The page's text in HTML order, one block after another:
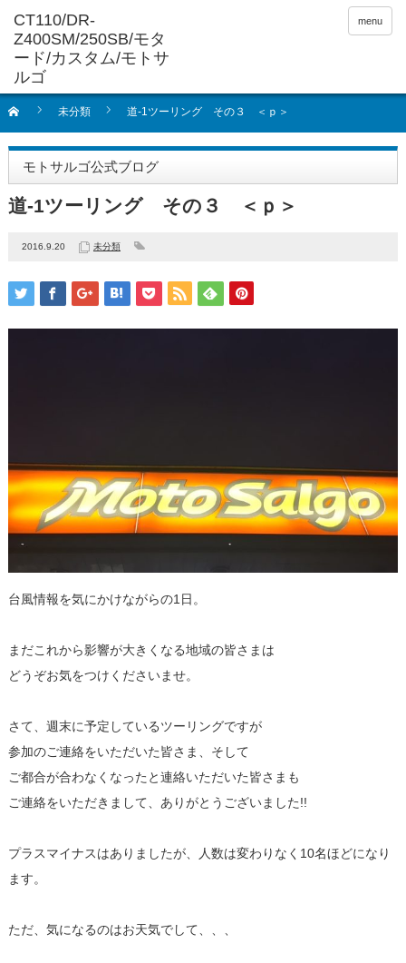
menu
未分類 道-1ツーリング その３ ＜ｐ＞
モトサルゴ公式ブログ
道-1ツーリング その３ ＜ｐ＞
2016.9.20 未分類
台風情報を気にかけながらの1日。
まだこれから影響が大きくなる地域の皆さまは
どうぞお気をつけくださいませ。
さて、週末に予定しているツーリングですが
参加のご連絡をいただいた皆さま、そして
ご都合が合わなくなったと連絡いただいた皆さまも
ご連絡をいただきまして、ありがとうございました!!
プラスマイナスはありましたが、人数は変わりなく10名ほどになり
ます。
ただ、気になるのはお天気でして、、、